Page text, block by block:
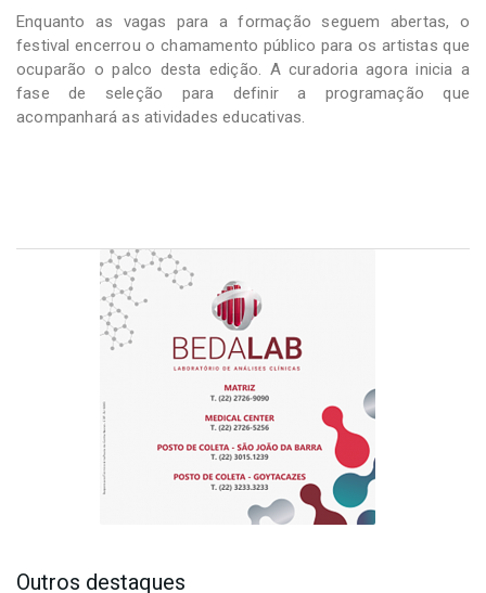
Enquanto as vagas para a formação seguem abertas, o
festival encerrou o chamamento público para os artistas que
ocuparão o palco desta edição. A curadoria agora inicia a
fase de seleção para definir a programação que
acompanhará as atividades educativas.
Outros destaques